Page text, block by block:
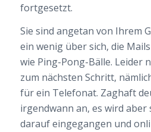
fortgesetzt.
Sie sind angetan von Ihrem
ein wenig über sich, die
wie Ping-Pong-Bälle. Leider
zum nächsten Schritt,
für ein Telefonat. Zaghaft
irgendwann an, es wird
darauf eingegangen und